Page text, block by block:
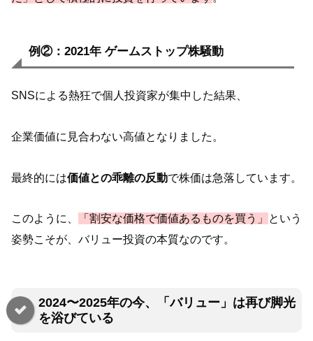
例②：2021年 ゲームストップ株騒動
SNSによる熱狂で個人投資家が集中した結果、
企業価値に見合わない高値となりました。
最終的には価値との乖離の反動で株価は急落しています。
このように、 「割安な価格で価値あるものを買う」
という
姿勢こそが、バリュー投資の本質なのです。
2024〜2025年の今、「バリュー」は再び脚光
を浴びている